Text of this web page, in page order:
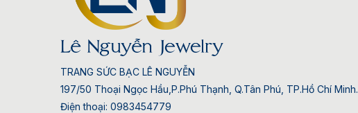
TRANG SỨC BẠC LÊ NGUYỄN
197/50 Thoại Ngọc Hầu,P.Phú Thạnh, Q.Tân Phú, TP.Hồ Chí Minh.
Điện thoại: 0983454779